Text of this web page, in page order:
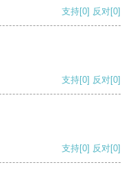
支持[0] 反对[0]
支持[0] 反对[0]
支持[0] 反对[0]